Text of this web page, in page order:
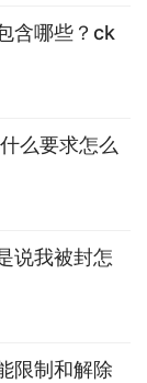
含哪些？ck
么要求怎么
说我被封怎
限制和解除